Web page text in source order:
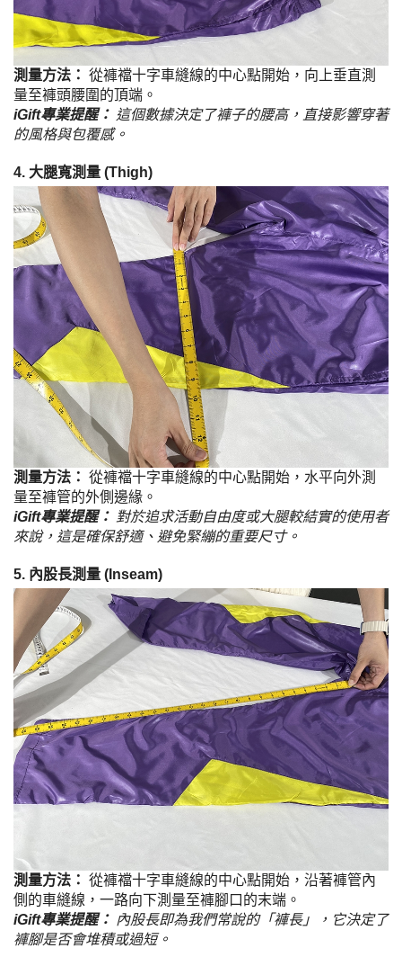
測量方法： 從褲襠十字車縫線的中心點開始，向上垂直測
量至褲頭腰圍的頂端。
iGift專業提醒： 這個數據決定了褲子的腰高，直接影響穿著
的風格與包覆感。
4. 大腿寬測量 (Thigh)
測量方法： 從褲襠十字車縫線的中心點開始，水平向外測
量至褲管的外側邊緣。
iGift專業提醒： 對於追求活動自由度或大腿較結實的使用者
來說，這是確保舒適、避免緊繃的重要尺寸。
5. 內股長測量 (Inseam)
測量方法： 從褲襠十字車縫線的中心點開始，沿著褲管內
側的車縫線，一路向下測量至褲腳口的末端。
iGift專業提醒： 內股長即為我們常說的「褲長」，它決定了
褲腳是否會堆積或過短。